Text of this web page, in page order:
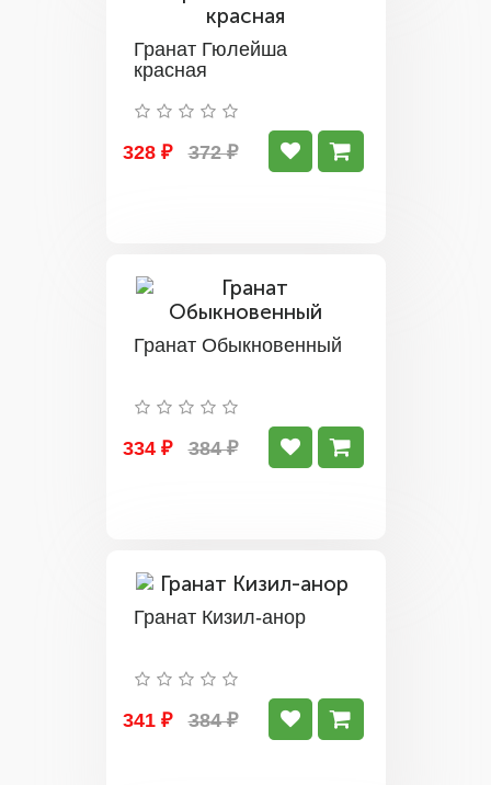
Гранат Гюлейша
красная
328 ₽ 372 ₽
Гранат Обыкновенный
334 ₽ 384 ₽
Гранат Кизил-анор
341 ₽ 384 ₽